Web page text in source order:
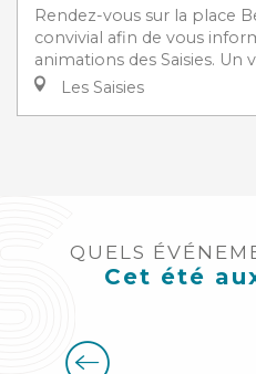
Rendez-vous sur la place
convivial afin de vous
animations des Saisies. Un
Les Saisies
QUELS
Cet été